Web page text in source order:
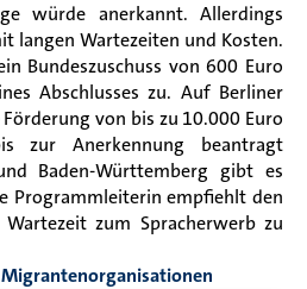
würde anerkannt. Allerdings
langen Wartezeiten und Kosten.
Bundeszuschuss von 600 Euro
Abschlusses zu. Auf Berliner
von bis zu 10.000 Euro
zur Anerkennung beantragt
Baden-Württemberg gibt es
Programmleiterin empfiehlt den
zum Spracherwerb zu